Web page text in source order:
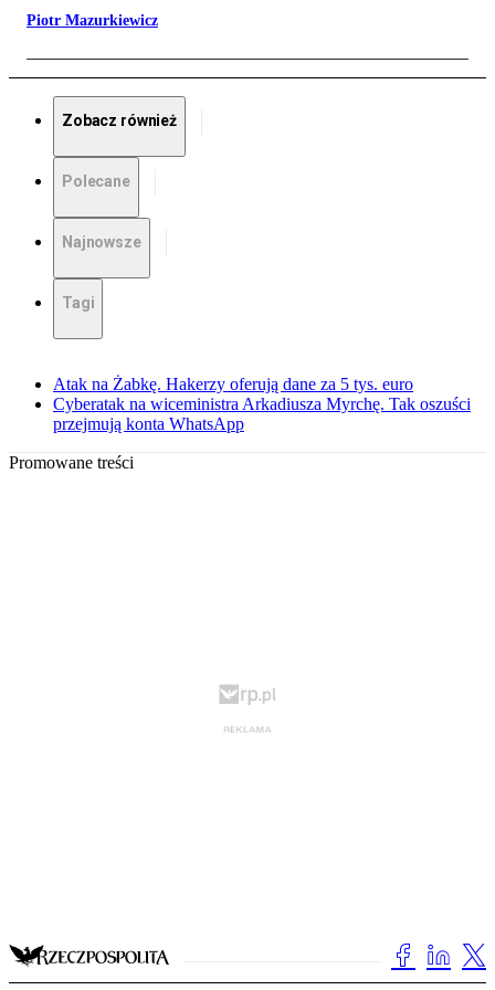
Piotr Mazurkiewicz
Zobacz również
Polecane
Najnowsze
Tagi
Atak na Żabkę. Hakerzy oferują dane za 5 tys. euro
Cyberatak na wiceministra Arkadiusza Myrchę. Tak oszuści
przejmują konta WhatsApp
Promowane treści